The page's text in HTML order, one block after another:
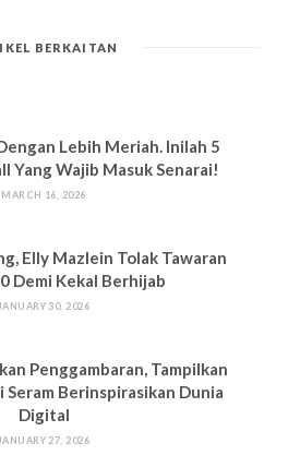
BERKAITAN
Lebih Meriah. Inilah 5
Yang Wajib Masuk Senarai!
MARCH 16, 2026
Elly Mazlein Tolak Tawaran
Demi Kekal Berhijab
30, 2026
Penggambaran, Tampilkan
Seram Berinspirasikan Dunia
Digital
27, 2026